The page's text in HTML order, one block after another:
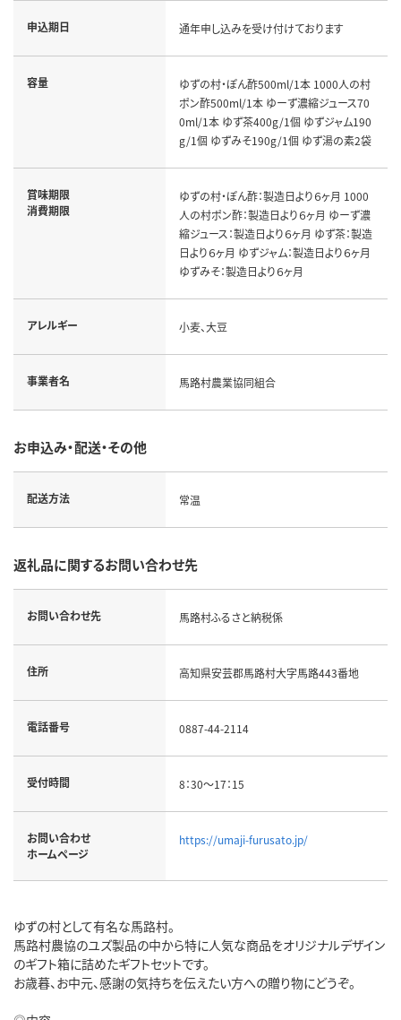
申込期日 通年申し込みを受け付けております
容量
ゆずの村・ぽん酢500ml/1本 1000人の村
ポン酢500ml/1本 ゆーず濃縮ジュース70
0ml/1本 ゆず茶400g/1個 ゆずジャム190
g/1個 ゆずみそ190g/1個 ゆず湯の素2袋
賞味期限
消費期限
ゆずの村・ぽん酢：製造日より６ヶ月 1000
人の村ポン酢：製造日より６ヶ月 ゆーず濃
縮ジュース：製造日より６ヶ月 ゆず茶：製造
日より６ヶ月 ゆずジャム：製造日より６ヶ月
ゆずみそ：製造日より６ヶ月
アレルギー 小麦、大豆
事業者名 馬路村農業協同組合
お申込み・配送・その他
配送方法 常温
返礼品に関するお問い合わせ先
お問い合わせ先 馬路村ふるさと納税係
住所 高知県安芸郡馬路村大字馬路443番地
電話番号 0887-44-2114
受付時間 8：30～17：15
お問い合わせ
ホームページ
https://umaji-furusato.jp/
ゆずの村として有名な馬路村。
馬路村農協のユズ製品の中から特に人気な商品をオリジナルデザイン
のギフト箱に詰めたギフトセットです。
お歳暮、お中元、感謝の気持ちを伝えたい方への贈り物にどうぞ。